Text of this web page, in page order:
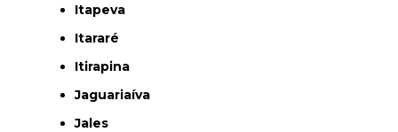
Itapeva
Itararé
Itirapina
Jaguariaíva
Jales